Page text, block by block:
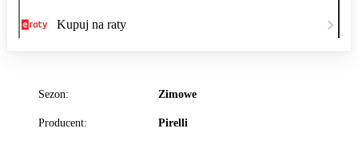
Sezon: Zimowe
Producent: Pirelli
Kupuj na raty